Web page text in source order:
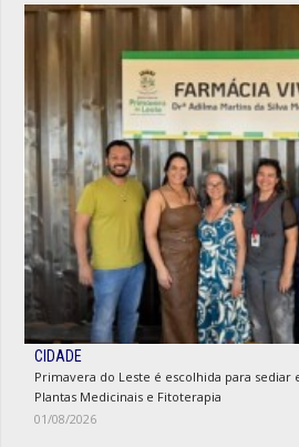
CIDADE
Primavera do Leste é escolhida para sediar
Plantas Medicinais e Fitoterapia
01/08/2026